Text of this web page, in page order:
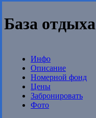
База
Инфо
Описание
Номерной фонд
Цены
Забронировать
Фото